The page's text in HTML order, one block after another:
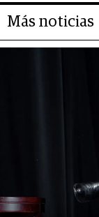
Más noticias